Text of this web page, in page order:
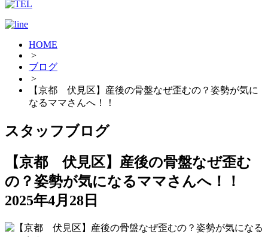
HOME
>
ブログ
>
【京都 伏見区】産後の骨盤なぜ歪むの？姿勢が気に
なるママさんへ！！
スタッフブログ
【京都 伏見区】産後の骨盤なぜ歪む
の？姿勢が気になるママさんへ！！
2025年4月28日